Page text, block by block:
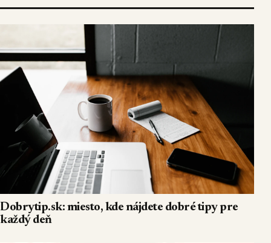
Dobrytip.sk: miesto, kde nájdete dobré tipy pre
každý deň